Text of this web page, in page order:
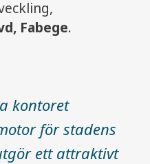
Fabege.
för stadens
ett attraktivt